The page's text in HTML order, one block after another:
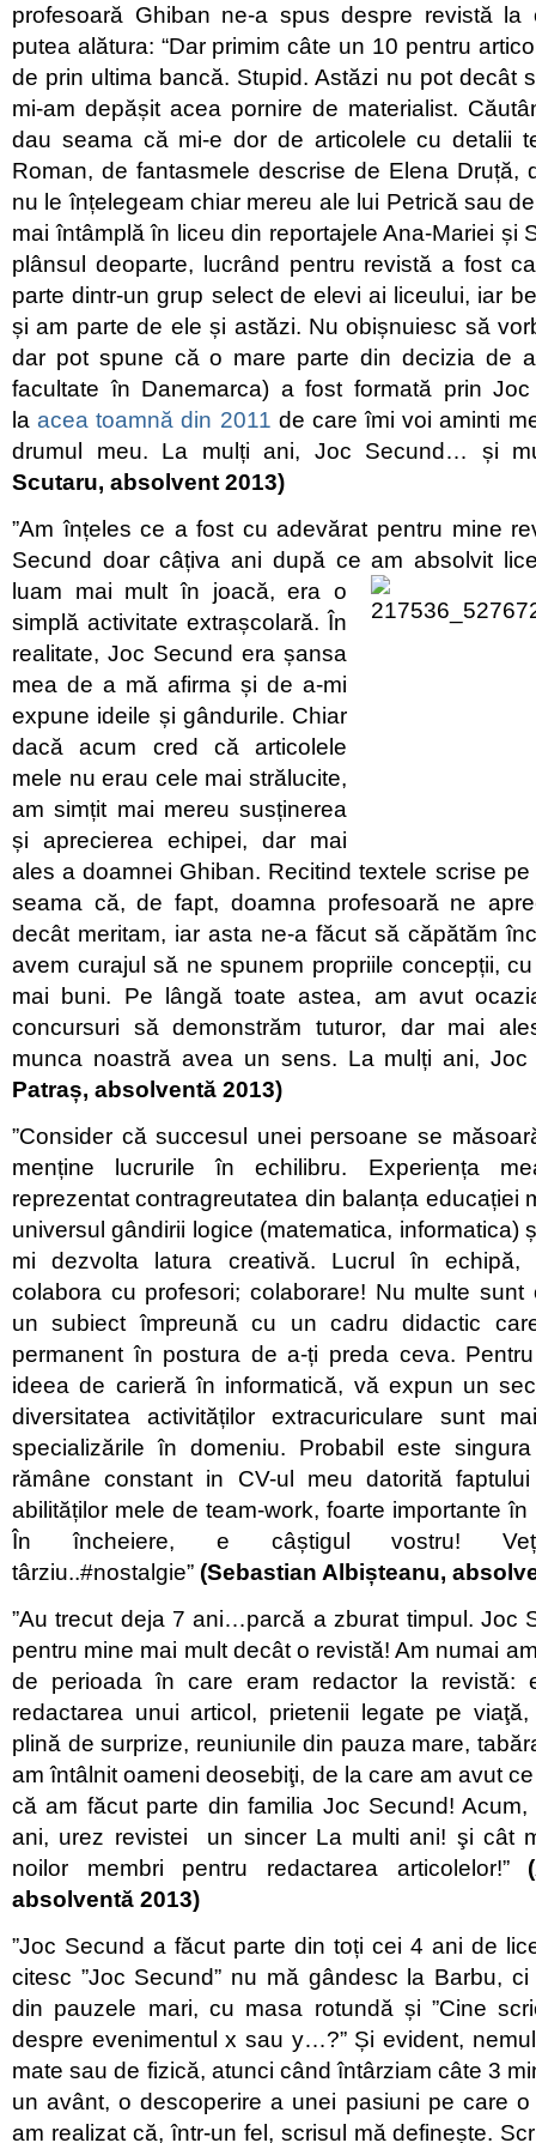
profesoară Ghiban ne-a spus despre revistă
putea alătura: “Dar primim câte un 10 pentru
de prin ultima bancă. Stupid. Astăzi nu pot decât
mi-am depășit acea pornire de materialist.
dau seama că mi-e dor de articolele cu detalii
Roman, de fantasmele descrise de Elena Druță,
nu le înțelegeam chiar mereu ale lui Petrică sau
mai întâmplă în liceu din reportajele Ana-Mariei și
plânsul deoparte, lucrând pentru revistă a fost
parte dintr-un grup select de elevi ai liceului, iar
și am parte de ele și astăzi. Nu obișnuiesc să
dar pot spune că o mare parte din decizia de
facultate în Danemarca) a fost formată prin
laacea toamnă din 2011 de care îmi voi aminti
drumul meu. La mulți ani, Joc Secund… și
Scutaru, absolvent 2013)
”Am înțeles ce a fost cu adevărat pentru mine
Secund doar câțiva ani după ce am absolvit
luam mai mult în joacă, era o
simplă activitate extrașcolară. În
realitate, Joc Secund era șansa
mea de a mă afirma și de a-mi
expune ideile și gândurile. Chiar
dacă acum cred că articolele
mele nu erau cele mai strălucite,
am simțit mai mereu susținerea
și aprecierea echipei, dar mai
ales a doamnei Ghiban. Recitind textele scrise
seama că, de fapt, doamna profesoară ne
decât meritam, iar asta ne-a făcut să căpătăm
avem curajul să ne spunem propriile concepții,
mai buni. Pe lângă toate astea, am avut
concursuri să demonstrăm tuturor, dar mai
munca noastră avea un sens. La mulți ani,
Patraș, absolventă 2013)
”Consider că succesul unei persoane se
menține lucrurile în echilibru. Experiența
reprezentat contragreutatea din balanța educației
universul gândirii logice (matematica, informatica)
mi dezvolta latura creativă. Lucrul în echipă,
colabora cu profesori; colaborare! Nu multe sunt
un subiect împreună cu un cadru didactic
permanent în postura de a-ți preda ceva.
ideea de carieră în informatică, vă expun un
diversitatea activităților extracuriculare sunt
specializările în domeniu. Probabil este
rămâne constant in CV-ul meu datorită
abilităților mele de team-work, foarte importante
În încheiere, e câștigul vostru!
târziu..#nostalgie” (Sebastian Albișteanu,
”Au trecut deja 7 ani…parcă a zburat timpul. Joc
pentru mine mai mult decât o revistă! Am numai
de perioada în care eram redactor la revistă:
redactarea unui articol, prietenii legate pe
plină de surprize, reuniunile din pauza mare,
am întâlnit oameni deosebiţi, de la care am avut
că am făcut parte din familia Joc Secund!
ani, urez revistei un sincer La multi ani! şi cât
noilor membri pentru redactarea articolelor!”
absolventă 2013)
”Joc Secund a făcut parte din toți cei 4 ani de
citesc ”Joc Secund” nu mă gândesc la Barbu,
din pauzele mari, cu masa rotundă și ”Cine
despre evenimentul x sau y…?” Și evident,
mate sau de fizică, atunci când întârziam câte 3
un avânt, o descoperire a unei pasiuni pe care
am realizat că, într-un fel, scrisul mă definește.